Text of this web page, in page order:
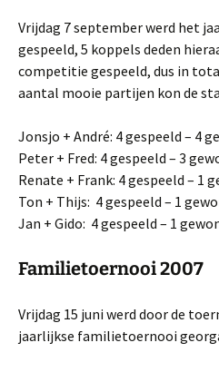
Vrijdag 7 september werd het
gespeeld, 5 koppels deden
competitie gespeeld, dus in
aantal mooie partijen kon de
Jonsjo + André: 4 gespeeld – 4
Peter + Fred: 4 gespeeld – 3
Renate + Frank: 4 gespeeld – 1
Ton + Thijs: 4 gespeeld – 1
Jan + Gido: 4 gespeeld – 1
Familietoernooi 2007
Vrijdag 15 juni werd door de
jaarlijkse familietoernooi